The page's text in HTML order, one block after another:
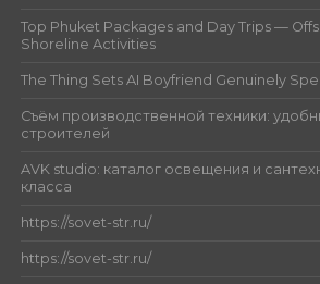
Top Phuket Packages and Day Trips —
Shoreline Activities
The Thing Sets AI Boyfriend Genuinely
Съём производственной техники:
строителей
AVK studio: каталог освещения и
класса
https://sovet-str.ru/
https://sovet-str.ru/